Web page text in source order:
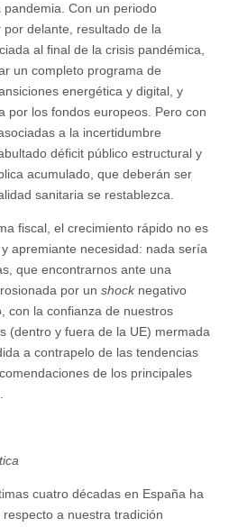
Con un periodo
delante, resultado de la
al final de la crisis pandémica,
un completo programa de
energética y digital, y
por los fondos europeos. Pero con
a la incertidumbre
déficit público estructural y
acumulado, que deberán ser
sanitaria se restablezca.
fiscal, el crecimiento rápido no es
apremiante necesidad: nada sería
que encontrarnos ante una
por un shocknegativo
con la confianza de nuestros
(dentro y fuera de la UE) mermada
a contrapelo de las tendencias
de los principales
cuatro décadas en España ha
a nuestra tradición